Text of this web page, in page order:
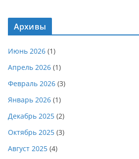
Архивы
Июнь 2026 (1)
Апрель 2026 (1)
Февраль 2026 (3)
Январь 2026 (1)
Декабрь 2025 (2)
Октябрь 2025 (3)
Август 2025 (4)